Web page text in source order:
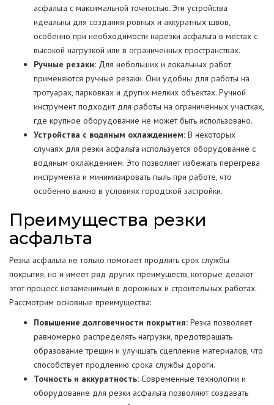
асфальта с максимальной точностью. Эти устройства
идеальны для создания ровных и аккуратных швов,
особенно при необходимости нарезки асфальта в местах с
высокой нагрузкой или в ограниченных пространствах.
Ручные резаки: Для небольших и локальных работ
применяются ручные резаки. Они удобны для работы на
тротуарах, парковках и других мелких объектах. Ручной
инструмент подходит для работы на ограниченных участках,
где крупное оборудование не может быть использовано.
Устройства с водяным охлаждением: В некоторых
случаях для резки асфальта используется оборудование с
водяным охлаждением. Это позволяет избежать перегрева
инструмента и минимизировать пыль при работе, что
особенно важно в условиях городской застройки.
Преимущества резки
асфальта
Резка асфальта не только помогает продлить срок службы
покрытия, но и имеет ряд других преимуществ, которые делают
этот процесс незаменимым в дорожных и строительных работах.
Рассмотрим основные преимущества:
Повышение долговечности покрытия: Резка позволяет
равномерно распределять нагрузки, предотвращать
образование трещин и улучшать сцепление материалов, что
способствует продлению срока службы дороги.
Точность и аккуратность: Современные технологии и
оборудование для резки асфальта позволяют создавать